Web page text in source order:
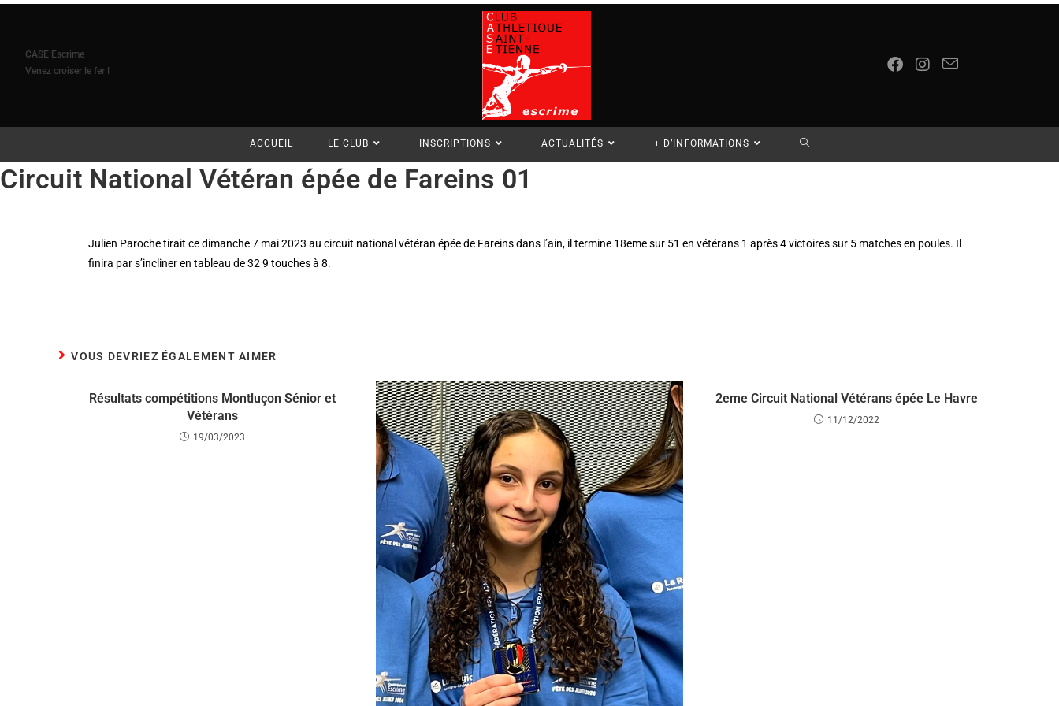
CASE Escrime
Venez croiser le fer !
ACCUEIL LE CLUB INSCRIPTIONS ACTUALITÉS + D’INFORMATIONS
Circuit National Vétéran épée de Fareins 01
Julien Paroche tirait ce dimanche 7 mai 2023 au circuit national vétéran épée de Fareins dans l’ain, il termine 18eme sur 51 en vétérans 1 après 4 victoires sur 5 matches en poules. Il
finira par s’incliner en tableau de 32 9 touches à 8.
VOUS DEVRIEZ ÉGALEMENT AIMER
Résultats compétitions Montluçon Sénior et
Vétérans
19/03/2023
2eme Circuit National Vétérans épée Le Havre
11/12/2022